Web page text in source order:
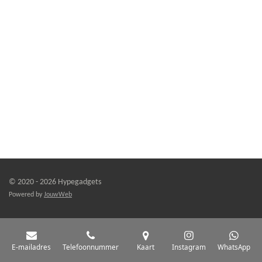
© 2020 - 2026 Hypegadgets
Powered by JouwWeb
E-mailadres Telefoonnummer Kaart Instagram WhatsApp